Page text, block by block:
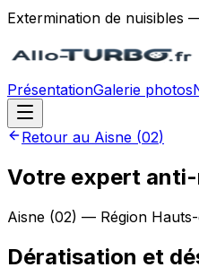
Extermination de nuisibles
PrésentationGalerie photos
Retour au Aisne (02)
Votre expert
Aisne (02) — Région
Dératisation et